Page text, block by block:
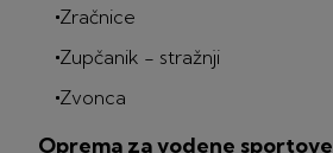
Zračnice
Zupčanik - stražnji
Zvonca
Oprema za vodene sportove